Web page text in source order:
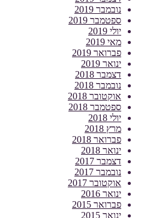
נובמבר 2019
ספטמבר 2019
יולי 2019
מאי 2019
פברואר 2019
ינואר 2019
דצמבר 2018
נובמבר 2018
אוקטובר 2018
ספטמבר 2018
יולי 2018
מרץ 2018
פברואר 2018
ינואר 2018
דצמבר 2017
נובמבר 2017
אוקטובר 2017
ינואר 2016
פברואר 2015
ינואר 2015